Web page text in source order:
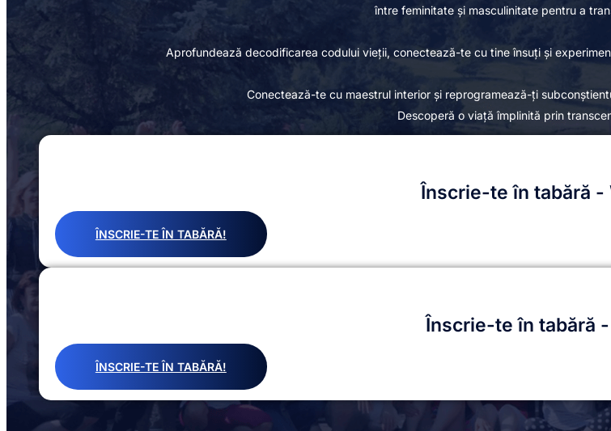
între feminitate și masculinitate pentru a
Aprofundează decodificarea codului vieții, conectează-te cu tine însuți și
Conectează-te cu maestrul interior și reprogramează-ți
Descoperă o viață împlinită prin
Înscrie-te în tabără -
ÎNSCRIE-TE ÎN TABĂRĂ!
Înscrie-te în tabără
ÎNSCRIE-TE ÎN TABĂRĂ!